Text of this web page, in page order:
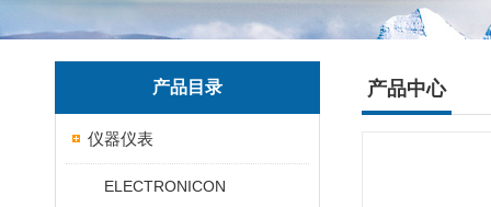
产品目录
仪器仪表
ELECTRONICON
产品中心